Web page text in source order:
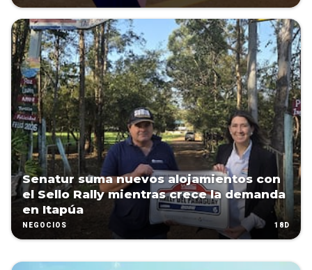
Senatur suma nuevos alojamientos con
el Sello Rally mientras crece la demanda
en Itapúa
NEGOCIOS 18D